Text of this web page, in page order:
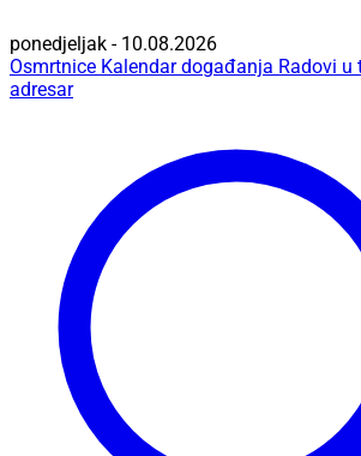
ponedjeljak - 10.08.2026
Osmrtnice Kalendar događanja Radovi u
adresar